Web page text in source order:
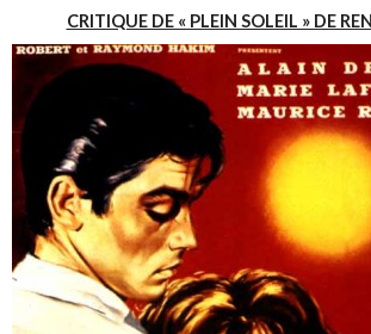
CRITIQUE DE « PLEIN SOLEIL » DE